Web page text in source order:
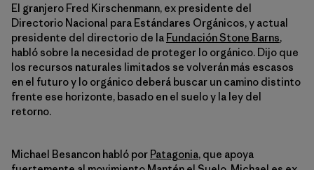
El granjero Fred Kirschenmann, ex presidente del
Directorio Nacional para Estándares Orgánicos, y actual
presidente del directorio de la Fundación Stone Barns,
habló sobre la necesidad de proteger lo orgánico. Dijo que
los recursos naturales limitados se volverán más escasos
en el futuro y lo orgánico deberá buscar un camino distinto
frente ese horizonte, basado en el suelo y la ley del
retorno.
Michael Besancon habló por Patagonia, que apoya